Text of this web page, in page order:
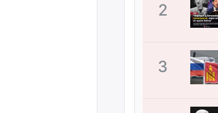
2
3